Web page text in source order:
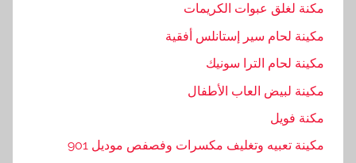
ت
غ
ف
,
مكنة لغلق عبوات الكريمات
مكينة لحام سير إستانلس أفقية
مكينة لحام الترا سونيك
مكينة لبيض العاب الأطفال
مكنة فويل
مكينة تعبيه وتغليف مكسرات وفصفص موديل 901